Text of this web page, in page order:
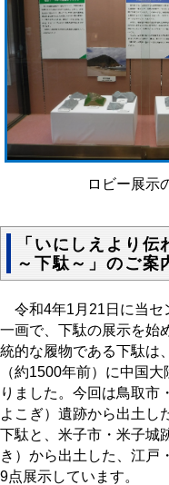
ロビー展示
「いにしえより
～下駄～」のご案
令和4年1月21日に当セ
一画で、下駄の展示を始
統的な履物である下駄は
（約1500年前）に中国
りました。今回は鳥取市
よこぎ）遺跡から出土し
下駄と、米子市・米子城
き）から出土した、江戸
9点展示しています。